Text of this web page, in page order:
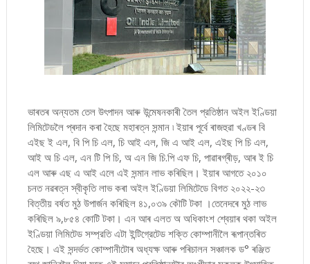
ভাৰতৰ অন্যতম তেল উৎপাদন আৰু উন্মেষনকাৰী তৈল প্রতিষ্ঠান অইল ইণ্ডিয়া
লিমিটেডলৈ প্ৰদান কৰা হৈছে মহাৰত্ন সন্মান ৷ ইয়াৰ পূৰ্বে ৰাজহুৱা খণ্ডৰ বি
এইছ ই এল, বি পি চি এল, চি আই এল, জি এ আই এল, এইছ পি চি এল,
আই অ চি এল, এন টি পি চি, অ এন জি চি.পি এফ চি, পাৱাৰগ্ৰীড়, আৰ ই চি
এল আৰু এছ এ আই এলে এই সন্মান লাভ কৰিছিল। ইয়াৰ আগতে ২০১০
চনত নৱৰত্ন স্বীকৃতি লাভ কৰা অইল ইণ্ডিয়া লিমিটেডে বিগত ২০২২-২৩
বিত্তীয় বৰ্ষত মুঠ উপাৰ্জন কৰিছিল ৪১,০৩৯ কৌটি টকা ।তেনেদৰে মুঠ লাভ
কৰিছিল ৯,৮৫৪ কোটি টকা। এন আৰ এলত অ অধিকাংশ শ্বেয়াৰ থকা অইল
ইণ্ডিয়া লিমিটেড সম্প্রতি এটা ইন্টিগ্রেটেড শক্তি কোম্পানীলৈ ৰূপান্তৰিত
হৈছে। এই সন্দৰ্ভত কোম্পানীটোৰ অধ্যক্ষ আৰু পৰিচালন সঞ্চালক ড° ৰঞ্জিত